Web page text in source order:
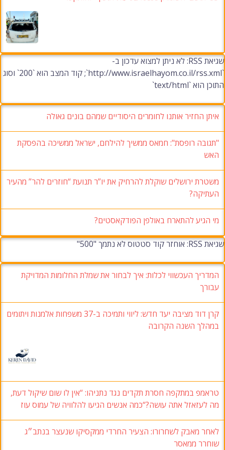
שגיאת RSS: לא ניתן למצוא עדכון ב-
`http://www.israelhayom.co.il/rss.xml`; קוד המצב הוא `200` וסוג
התוכן הוא `text/html`
איתן החזיר אותנו לחומרים היסודיים שמהם בונים גאולה
"תגובה רופסת": חמאס ממשיך להילחם, ישראל ממשיכה בהפסקת
האש
משטרת ירושלים שוקלת להרחיק את יו”ר תנועת “חוזרים להר” מהעיר
העתיקה?
מי הגיע להתארח באולפן הפודקאסטים?
שגיאת RSS: אוחזר קוד סטטוס לא נתמך "500"
המדריך העכשווי לכלות: איך לבחור את שמלת החלומות המדויקת
עבורך
קרן דוד מציבה יעד חדש: ליווי ותמיכה ב-37 משפחות אלמנות ויתומים
במהלך השנה הקרובה
טראמפ במתקפה חסרת תקדים נגד נתניהו: “אין לו שום שיקול דעת,
מה לעזאזל אתה עושה?“כמה אנשים הגיעו להלוויה של עמוס עוז
לאחר מאבק לשחרורו: הצעיר החרדי ממקסיקו שנעצר בנתב״ג
שוחרר ממאסר